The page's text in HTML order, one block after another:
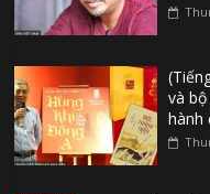
và
hành